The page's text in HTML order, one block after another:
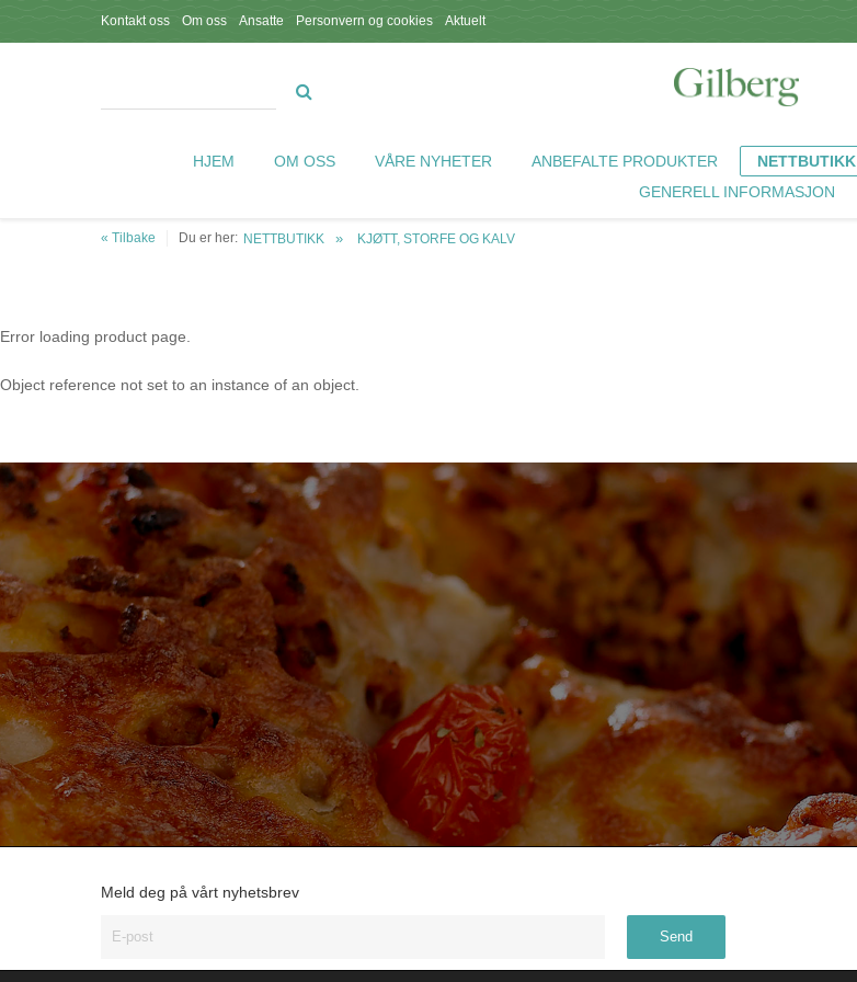
Kontakt oss Om oss Ansatte Personvern og cookies Aktuelt
HJEM OM OSS VÅRE NYHETER ANBEFALTE PRODUKTER NETTBUTIKK
GENERELL INFORMASJON
« Tilbake Du er her: NETTBUTIKK KJØTT, STORFE OG KALV
Error loading product page.
Object reference not set to an instance of an object.
Meld deg på vårt nyhetsbrev